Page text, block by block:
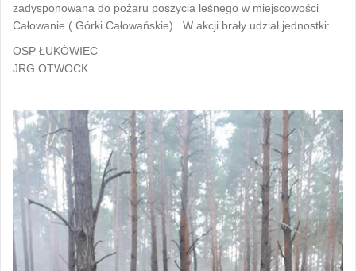
zadysponowana do pożaru poszycia leśnego w miejscowości
Całowanie ( Górki Całowańskie) . W akcji brały udział jednostki:
OSP ŁUKÓWIEC
JRG OTWOCK